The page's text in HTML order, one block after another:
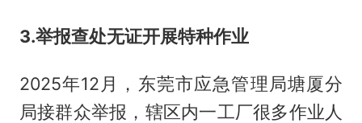
3.举报查处无证开展特种作业
2025年12月，东莞市应急管理局塘厦分
局接群众举报，辖区内一工厂很多作业人